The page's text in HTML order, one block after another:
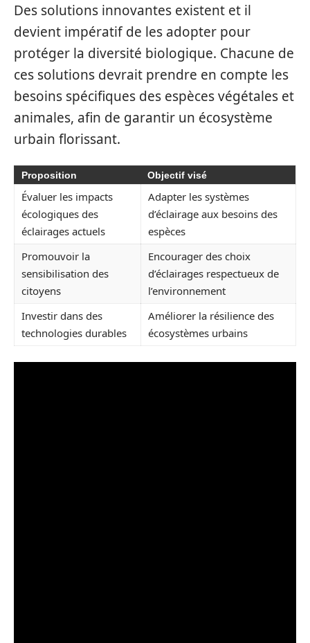
Des solutions innovantes existent et il
devient impératif de les adopter pour
protéger la diversité biologique. Chacune de
ces solutions devrait prendre en compte les
besoins spécifiques des espèces végétales et
animales, afin de garantir un écosystème
urbain florissant.
Proposition Objectif visé
Évaluer les impacts
écologiques des
éclairages actuels
Adapter les systèmes
d’éclairage aux besoins des
espèces
Promouvoir la
sensibilisation des
citoyens
Encourager des choix
d’éclairages respectueux de
l’environnement
Investir dans des
technologies durables
Améliorer la résilience des
écosystèmes urbains